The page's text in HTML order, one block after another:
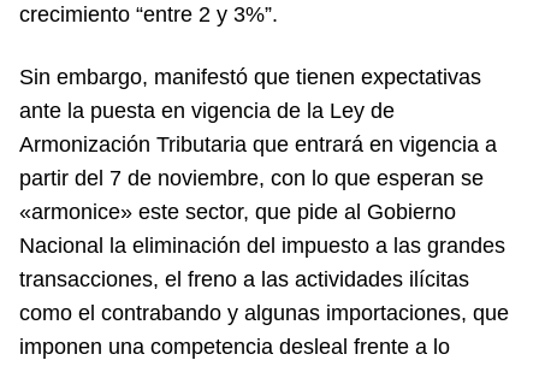
crecimiento “entre 2 y 3%”.
Sin embargo, manifestó que tienen expectativas
ante la puesta en vigencia de la Ley de
Armonización Tributaria que entrará en vigencia a
partir del 7 de noviembre, con lo que esperan se
«armonice» este sector, que pide al Gobierno
Nacional la eliminación del impuesto a las grandes
transacciones, el freno a las actividades ilícitas
como el contrabando y algunas importaciones, que
imponen una competencia desleal frente a lo